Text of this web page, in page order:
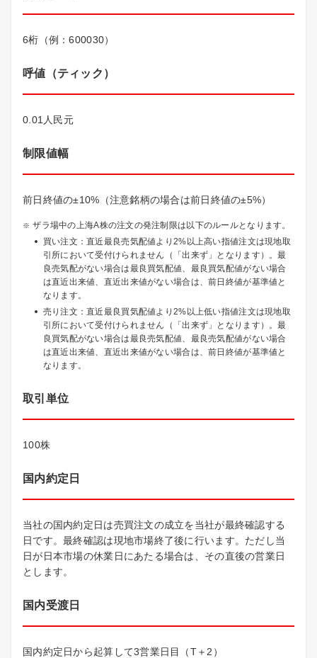
6桁（例：600030）
呼値（ティック）
0.01人民元
制限値幅
前日終値の±10%（注意銘柄の場合は前日終値の±5%）
ザラ場中の上海A株の注文の発注制限は以下のルールとなります。
買い注文：直近最良売気配値より2%以上高い指値注文は現地取
引所において受付けられません（「出来ず」となります）。最
良売気配がない場合は最良買気配値、最良買気配値がない場合
は直近出来値、直近出来値がない場合は、前日終値が基準値と
なります。
売り注文：直近最良買気配値より2%以上低い指値注文は現地取
引所において受付けられません（「出来ず」となります）。最
良買気配がない場合は最良売気配値、最良売気配値がない場合
は直近出来値、直近出来値がない場合は、前日終値が基準値と
なります。
取引単位
100株
国内約定日
当社の国内約定日は売買注文の成立を当社が最終確認する
日です。最終確認は現地市場終了後に行います。ただし当
日が日本市場の休業日にあたる場合は、その直後の営業日
とします。
国内受渡日
国内約定日から起算して3営業日目（T＋2）